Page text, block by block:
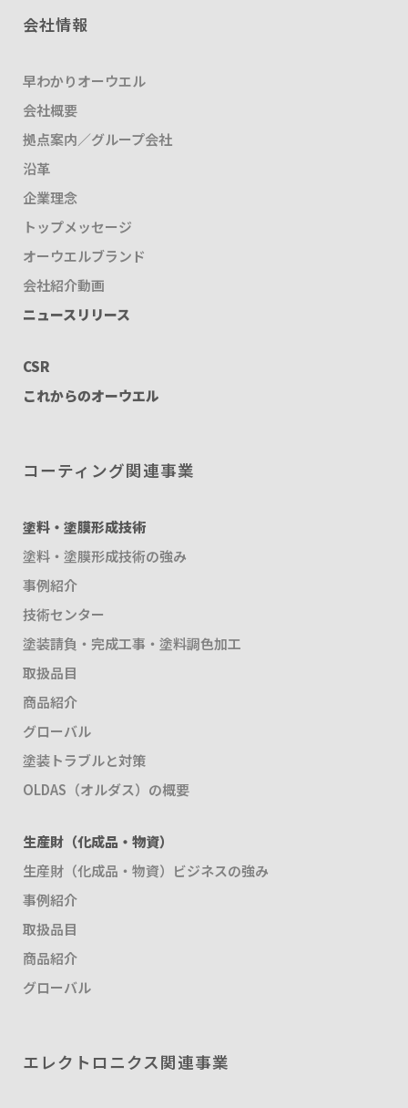
会社情報
早わかりオーウエル
会社概要
拠点案内／グループ会社
沿革
企業理念
トップメッセージ
オーウエルブランド
会社紹介動画
ニュースリリース
CSR
これからのオーウエル
コーティング関連事業
塗料・塗膜形成技術
塗料・塗膜形成技術の強み
事例紹介
技術センター
塗装請負・完成工事・塗料調色加工
取扱品目
商品紹介
グローバル
塗装トラブルと対策
OLDAS（オルダス）の概要
生産財（化成品・物資）
生産財（化成品・物資）ビジネスの強み
事例紹介
取扱品目
商品紹介
グローバル
エレクトロニクス関連事業